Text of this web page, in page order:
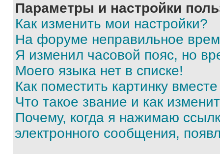
Параметры и настройки
Как изменить мои настройки?
На форуме неправильное
Я изменил часовой пояс, но
Моего языка нет в списке!
Как поместить картинку
Что такое звание и как
Почему, когда я нажимаю
электронного сообщения,